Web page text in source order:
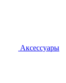
Аксессуары